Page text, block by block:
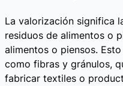
La valorización significa
residuos de alimentos o
alimentos o piensos.
como fibras y gránulos,
fabricar textiles o